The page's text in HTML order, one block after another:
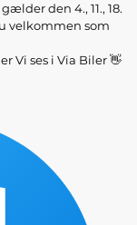
den 4., 11., 18.
velkommen som
Vi ses i Via Biler 👋